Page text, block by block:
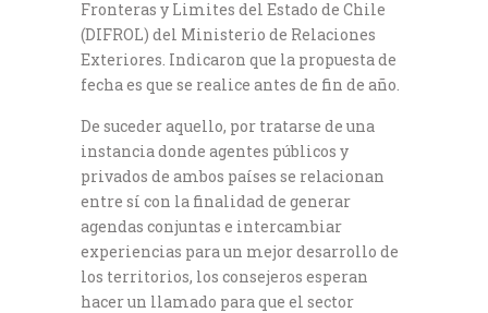
Fronteras y Limites del Estado de Chile
(DIFROL) del Ministerio de Relaciones
Exteriores. Indicaron que la propuesta de
fecha es que se realice antes de fin de año.
De suceder aquello, por tratarse de una
instancia donde agentes públicos y
privados de ambos países se relacionan
entre sí con la finalidad de generar
agendas conjuntas e intercambiar
experiencias para un mejor desarrollo de
los territorios, los consejeros esperan
hacer un llamado para que el sector